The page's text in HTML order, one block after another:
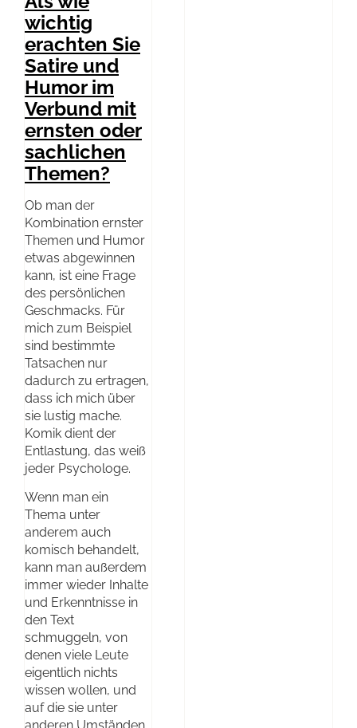
wichtig
erachten Sie
Satire und
Humor im
Verbund mit
ernsten oder
sachlichen
Themen?
Ob man der
Kombination ernster
Themen und Humor
etwas abgewinnen
kann, ist eine Frage
des persönlichen
Geschmacks. Für
mich zum Beispiel
sind bestimmte
Tatsachen nur
dadurch zu ertragen,
dass ich mich über
sie lustig mache.
Komik dient der
Entlastung, das weiß
jeder Psychologe.
Wenn man ein
Thema unter
anderem auch
komisch behandelt,
kann man außerdem
immer wieder Inhalte
und Erkenntnisse in
den Text
schmuggeln, von
denen viele Leute
eigentlich nichts
wissen wollen, und
auf die sie unter